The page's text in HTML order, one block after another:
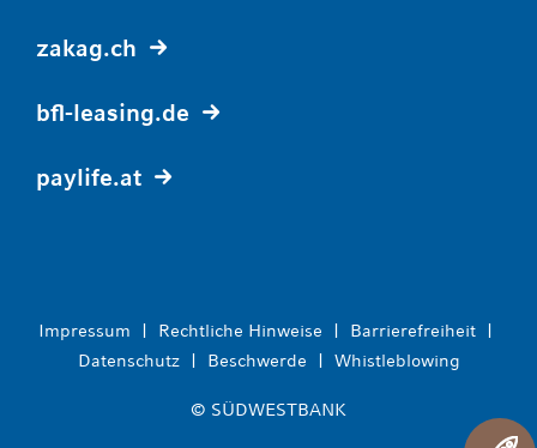
zakag.ch
bfl-leasing.de
paylife.at
Impressum | Rechtliche Hinweise | Barrierefreiheit |
Datenschutz
| Beschwerde | Whistleblowing
© SÜDWESTBANK